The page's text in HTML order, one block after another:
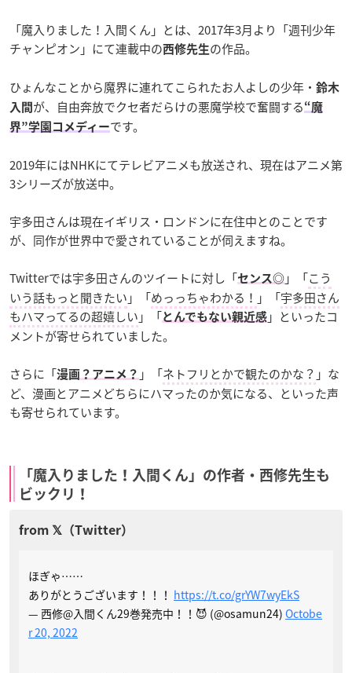
「魔入りました！入間くん」とは、2017年3月より「週刊少年
チャンピオン」にて連載中の西修先生の作品。
ひょんなことから魔界に連れてこられたお人よしの少年・ 鈴木
入間 が、自由奔放でクセ者だらけの悪魔学校で奮闘する “魔
界”学園コメディーです。
2019年にはNHKにてテレビアニメも放送され、現在はアニメ第
3シリーズが放送中。
宇多田さんは現在イギリス・ロンドンに在住中とのことです
が、同作が世界中で愛されていることが伺えますね。
Twitterでは宇多田さんのツイートに対し「センス◎ 」「こう
いう話もっと聞きたい 」「めっっちゃわかる！ 」「宇多田さん
もハマってるの超嬉しい 」「とんでもない親近感 」といったコ
メントが寄せられていました。
さらに「漫画？アニメ？ 」「ネトフリとかで観たのかな？ 」な
ど、漫画とアニメどちらにハマったのか気になる、といった声
も寄せられています。
「魔入りました！入間くん」の作者・西修先生も
ビックリ！
ほぎゃ……
ありがとうございます！！！ https://t.co/grYW7wyEkS
— 西修@入間くん29巻発売中！！😈 (@osamun24) Octobe
r 20, 2022